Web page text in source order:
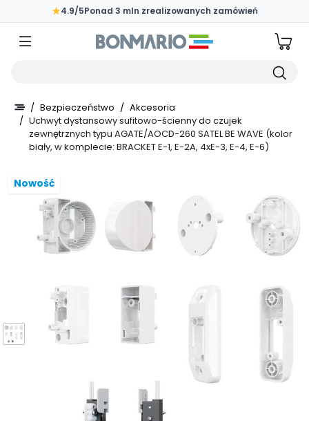
Przejdź do głównej zawartości strony
★4.9/5Ponad 3 mln zrealizowanych zamówień
/ Bezpieczeństwo / Akcesoria
/ Uchwyt dystansowy sufitowo-ścienny do czujek
zewnętrznych typu AGATE/AOCD-260 SATEL BE WAVE (kolor
biały, w komplecie: BRACKET E-1, E-2A, 4xE-3, E-4, E-6)
Nowość